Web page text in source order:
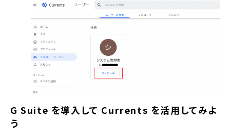
G Suite を導入して Currents を活用してみよ
う